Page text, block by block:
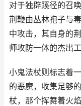
对于独辟蹊径的召
荆鞭由丛林孢子与
中攻击，其自身的
师攻防一体的杰出工
小鬼法杖则标志着
的恶魔，收集足够
杖，那个挥舞着火